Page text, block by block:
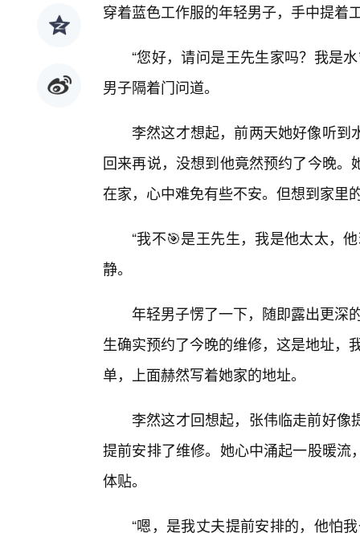
穿着蓝色工作服的年轻男子，手中提着
“您好，请问是王先生家吗？我是
男子隔着门问道。
李然这才想起，前两天她好像听到
回来再说，没想到他竟然预约了今晚
在家，心中难免有些不安。但想到家里
“我不🎯是王先生，我是他太太，
静。
年轻男子愣了一下，随即露出更深
生确实预约了今晚的维修，这是地址，
单，上面赫然写着她家的地址。
李然这才回想起，张伟临走前好像
提前安排了维修。她心中涌起一股暖
体贴。
“嗯，是我丈夫提前安排的，他怕